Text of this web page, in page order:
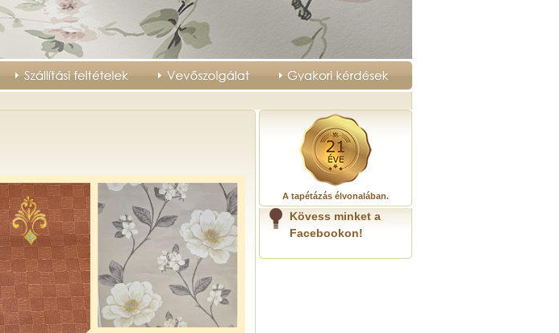
A tapétázás élvonalában.
Kövess minket a
Facebookon!